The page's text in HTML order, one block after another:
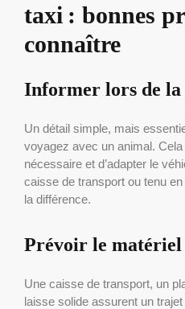
taxi : bonnes
connaître
Informer lors de la
Un détail simple, mais
voyagez avec un animal.
nécessaire et d’adapter le
caisse de transport ou tenu
la différence.
Prévoir le matériel
Une caisse de transport, un
laisse solide assurent un